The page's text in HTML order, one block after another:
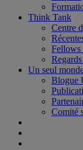
Think Tank
Centre
Fellows
Un seul
Blogue
Comité